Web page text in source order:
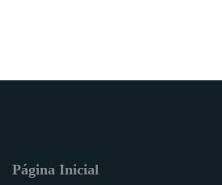
Página Inicial